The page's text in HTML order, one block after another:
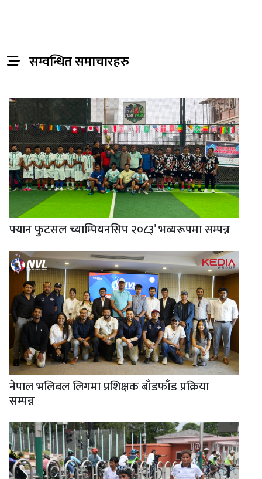
सम्वन्धित समाचारहरु
फ्यान फुटसल च्याम्पियनसिप २०८३’ भव्यरूपमा सम्पन्न
नेपाल भलिबल लिगमा प्रशिक्षक बाँडफाँड प्रक्रिया
सम्पन्न